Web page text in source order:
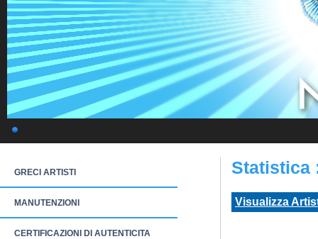
GRECI ARTISTI
MANUTENZIONI
CERTIFICAZIONI DI AUTENTICITA
Statistica
Visualizza